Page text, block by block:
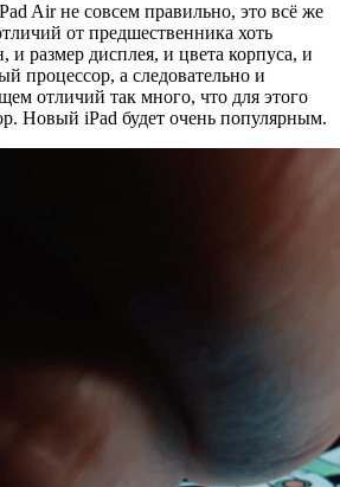
Air не совсем правильно, это всё же
от предшественника хоть
и размер дисплея, и цвета корпуса, и
процессор, а следовательно и
отличий так много, что для этого
Новый iPad будет очень популярным.